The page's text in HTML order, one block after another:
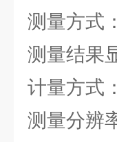
测量方式
测量结果
计量方式
测量分辨